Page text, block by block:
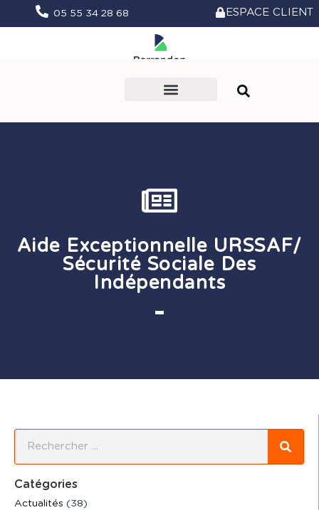
05 55 34 28 68 ESPACE CLIENT
Aide Exceptionnelle URSSAF/
Sécurité Sociale Des
Indépendants
Catégories
Actualités (38)